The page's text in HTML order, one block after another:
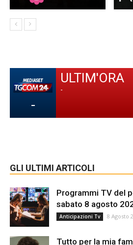
-
ULTIM'ORA
-
GLI ULTIMI ARTICOLI
Programmi TV del
sabato 8 agosto
Anticipazioni Tv 8 Agosto
Tutto per la mia